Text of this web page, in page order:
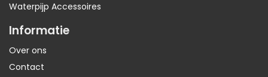
Waterpijp Accessoires
Informatie
Over ons
Contact